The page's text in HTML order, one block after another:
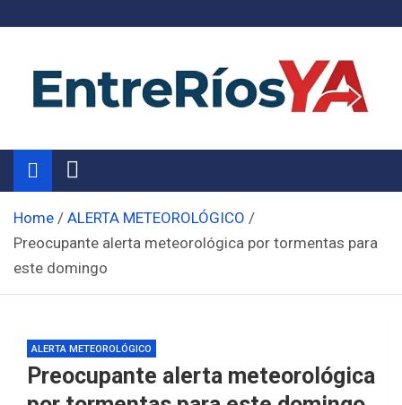
Noticias de Entre Ríos
Información de toda la provincia ahora
Home
ALERTA METEOROLÓGICO
Preocupante alerta meteorológica por tormentas para
este domingo
ALERTA METEOROLÓGICO
Preocupante alerta meteorológica